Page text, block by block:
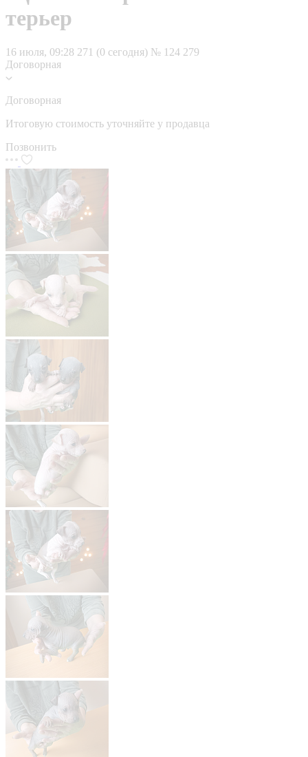
терьер
16 июля, 09:28 271 (0 сегодня) № 124 279
Договорная
Договорная
Итоговую стоимость уточняйте у продавца
Позвонить